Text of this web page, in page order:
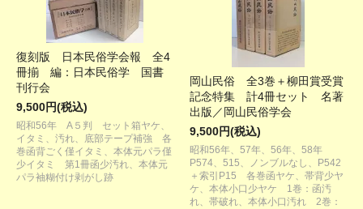
復刻版 日本民俗学会報 全4
冊揃 編：日本民俗学 国書
刊行会
9,500円(税込)
昭和56年 A５判 セット箱ヤケ、
イタミ、汚れ、底部テープ補強 各
巻函背ごく僅イタミ、本体元パラ僅
少イタミ 第1冊函少汚れ、本体元
パラ袖糊付け剥がし跡
岡山民俗 全3巻＋柳田賞受賞
記念特集 計4冊セット 名著
出版／岡山民俗学会
9,500円(税込)
昭和56年、57年、56年、58年
P574、515、ノンブルなし、P542
＋索引P15 各巻函ヤケ、帯背少ヤ
ケ、本体小口少ヤケ 1巻：函汚
れ、帯破れ、本体小口汚れ 2巻：